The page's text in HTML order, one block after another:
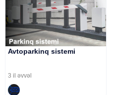
Avtoparkinq sistemi
3 il əvvəl